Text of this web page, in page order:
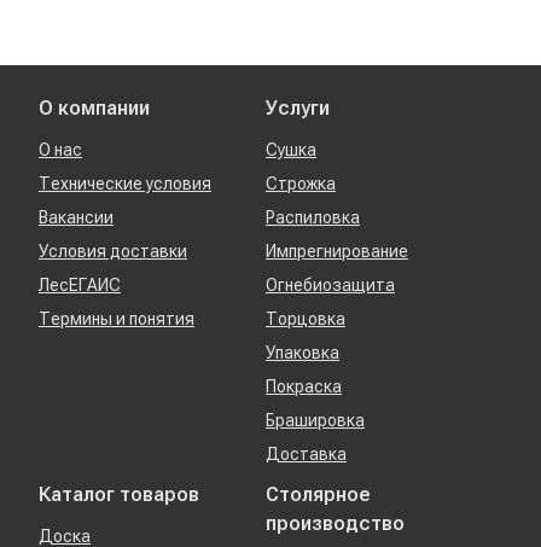
О компании
О нас
Технические условия
Вакансии
Условия доставки
ЛесЕГАИС
Термины и понятия
Услуги
Сушка
Строжка
Распиловка
Импрегнирование
Огнебиозащита
Торцовка
Упаковка
Покраска
Брашировка
Доставка
Каталог товаров
Доска
Столярное
производство